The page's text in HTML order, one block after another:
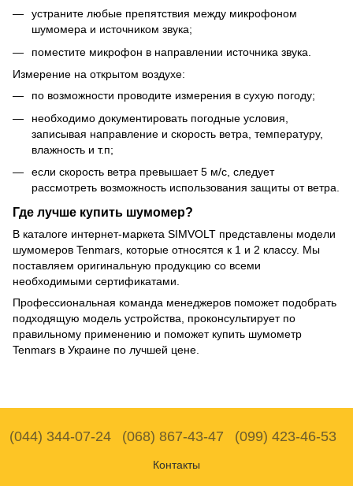
устраните любые препятствия между микрофоном
шумомера и источником звука;
поместите микрофон в направлении источника звука.
Измерение на открытом воздухе:
по возможности проводите измерения в сухую погоду;
необходимо документировать погодные условия,
записывая направление и скорость ветра, температуру,
влажность и т.п;
если скорость ветра превышает 5 м/с, следует
рассмотреть возможность использования защиты от ветра.
Где лучше купить шумомер?
В каталоге интернет-маркета SIMVOLT представлены модели
шумомеров Tenmars, которые относятся к 1 и 2 классу. Мы
поставляем оригинальную продукцию со всеми
необходимыми сертификатами.
Профессиональная команда менеджеров поможет подобрать
подходящую модель устройства, проконсультирует по
правильному применению и поможет купить шумометр
Tenmars в Украине по лучшей цене.
(044) 344-07-24 (068) 867-43-47 (099) 423-46-53
Контакты